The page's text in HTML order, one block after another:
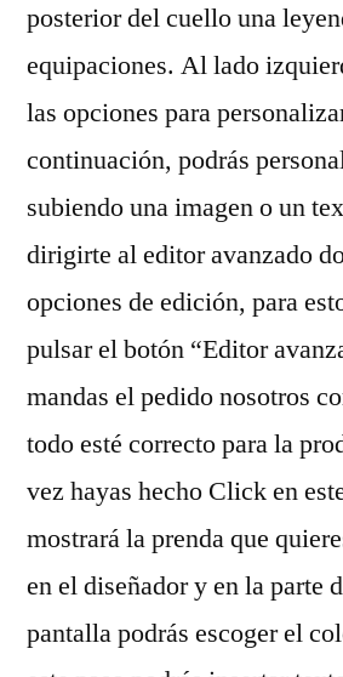
posterior del cuello una
equipaciones. Al lado
las opciones para
continuación, podrás
subiendo una imagen o un
dirigirte al editor avanzado
opciones de edición, para
pulsar el botón “Editor
mandas el pedido nosotros
todo esté correcto para la
vez hayas hecho Click en
mostrará la prenda que
en el diseñador y en la parte
pantalla podrás escoger el